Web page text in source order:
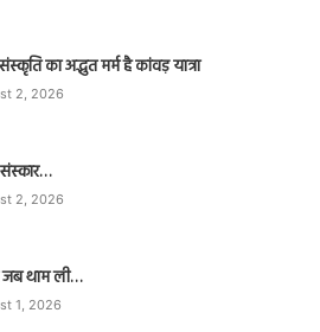
का अद्भुत मर्म है कांवड़ यात्रा
2, 2026
2, 2026
जब थाम ली…
1, 2026